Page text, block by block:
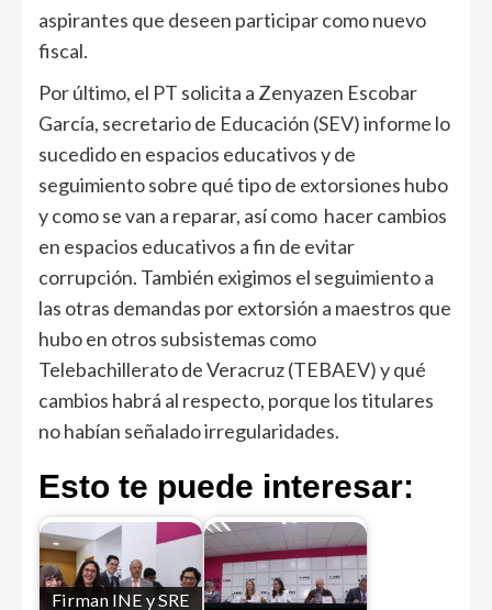
aspirantes que deseen participar como nuevo
fiscal.
Por último, el PT solicita a Zenyazen Escobar
García, secretario de Educación (SEV) informe lo
sucedido en espacios educativos y de
seguimiento sobre qué tipo de extorsiones hubo
y como se van a reparar, así como hacer cambios
en espacios educativos a fin de evitar
corrupción. También exigimos el seguimiento a
las otras demandas por extorsión a maestros que
hubo en otros subsistemas como
Telebachillerato de Veracruz (TEBAEV) y qué
cambios habrá al respecto, porque los titulares
no habían señalado irregularidades.
Esto te puede interesar:
Firman INE y SRE